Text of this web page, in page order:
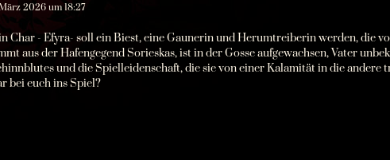
2026 um 18:27
Char - Efyra- soll ein Biest, eine Gaunerin und Herumtreiberin werden, die
aus der Hafengegend Sorieskas, ist in der Gosse aufgewachsen, Vater
und die Spielleidenschaft, die sie von einer Kalamität in die andere
bei euch ins Spiel?